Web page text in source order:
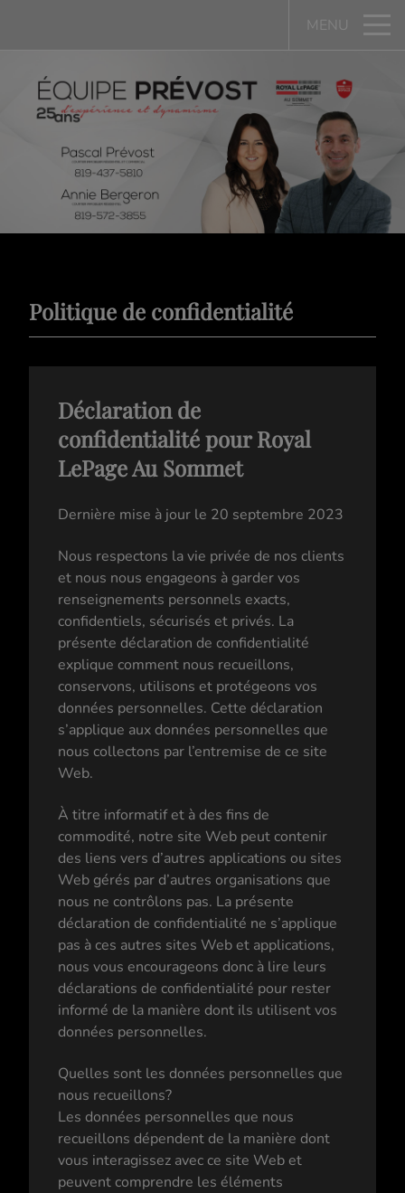
MENU
Politique de confidentialité
Déclaration de
confidentialité pour Royal
LePage Au Sommet
Dernière mise à jour le 20 septembre 2023
Nous respectons la vie privée de nos clients
et nous nous engageons à garder vos
renseignements personnels exacts,
confidentiels, sécurisés et privés. La
présente déclaration de confidentialité
explique comment nous recueillons,
conservons, utilisons et protégeons vos
données personnelles. Cette déclaration
s’applique aux données personnelles que
nous collectons par l’entremise de ce site
Web.
À titre informatif et à des fins de
commodité, notre site Web peut contenir
des liens vers d’autres applications ou sites
Web gérés par d’autres organisations que
nous ne contrôlons pas. La présente
déclaration de confidentialité ne s’applique
pas à ces autres sites Web et applications,
nous vous encourageons donc à lire leurs
déclarations de confidentialité pour rester
informé de la manière dont ils utilisent vos
données personnelles.
Quelles sont les données personnelles que
nous recueillons?
Les données personnelles que nous
recueillons dépendent de la manière dont
vous interagissez avec ce site Web et
peuvent comprendre les éléments